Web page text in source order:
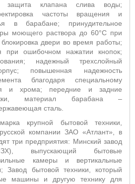
клапана слива воды;
частоты вращения и
в барабане; принудительное
моющего раствора до 60°С при
двери во время работы;
при ошибочном нажатии кнопок;
надежный трехслойный
повышенная надежность
благодаря специальному
и хрома; передние и задние
материал барабана –
сталь.
крупной бытовой техники,
компании ЗАО «Атлант», в
три предприятия: Минский завод
выпускающий бытовые
камеры и вертикальные
Завод бытовой техники, который
машины и другую технику для